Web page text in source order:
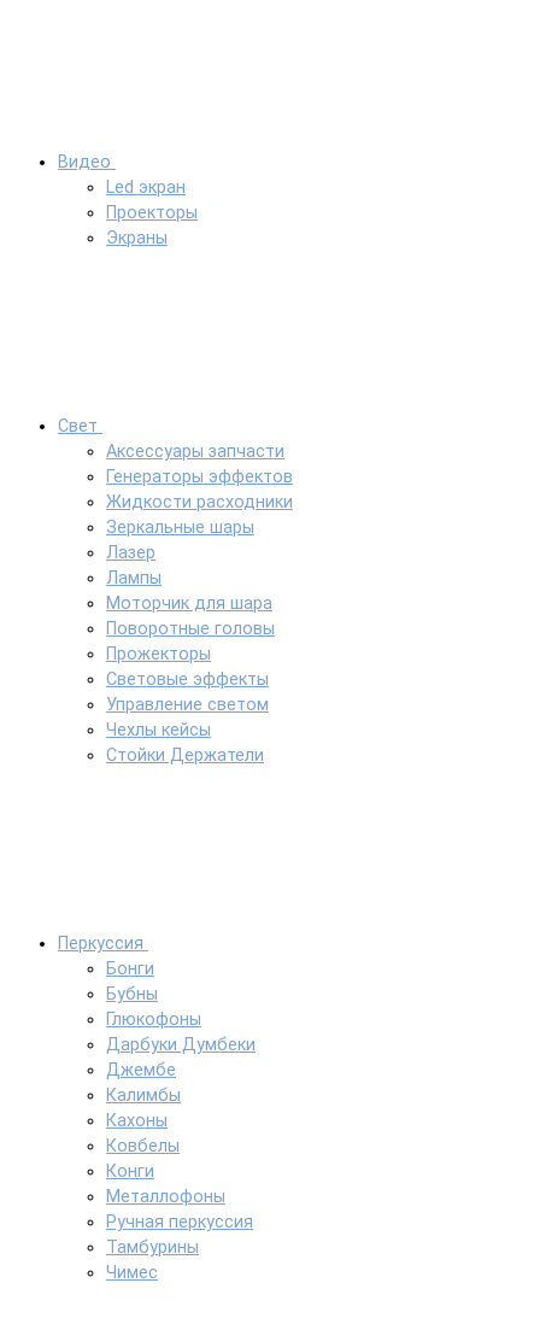
Видео
Led экран
Проекторы
Экраны
Свет
Аксессуары запчасти
Генераторы эффектов
Жидкости расходники
Зеркальные шары
Лазер
Лампы
Моторчик для шара
Поворотные головы
Прожекторы
Световые эффекты
Управление светом
Чехлы кейсы
Стойки Держатели
Перкуссия
Бонги
Бубны
Глюкофоны
Дарбуки Думбеки
Джембе
Калимбы
Кахоны
Ковбелы
Конги
Металлофоны
Ручная перкуссия
Тамбурины
Чимес